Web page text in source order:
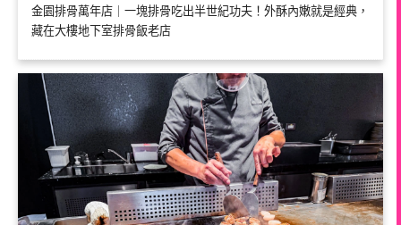
金園排骨萬年店｜一塊排骨吃出半世紀功夫！外酥內嫩就是經典，
藏在大樓地下室排骨飯老店